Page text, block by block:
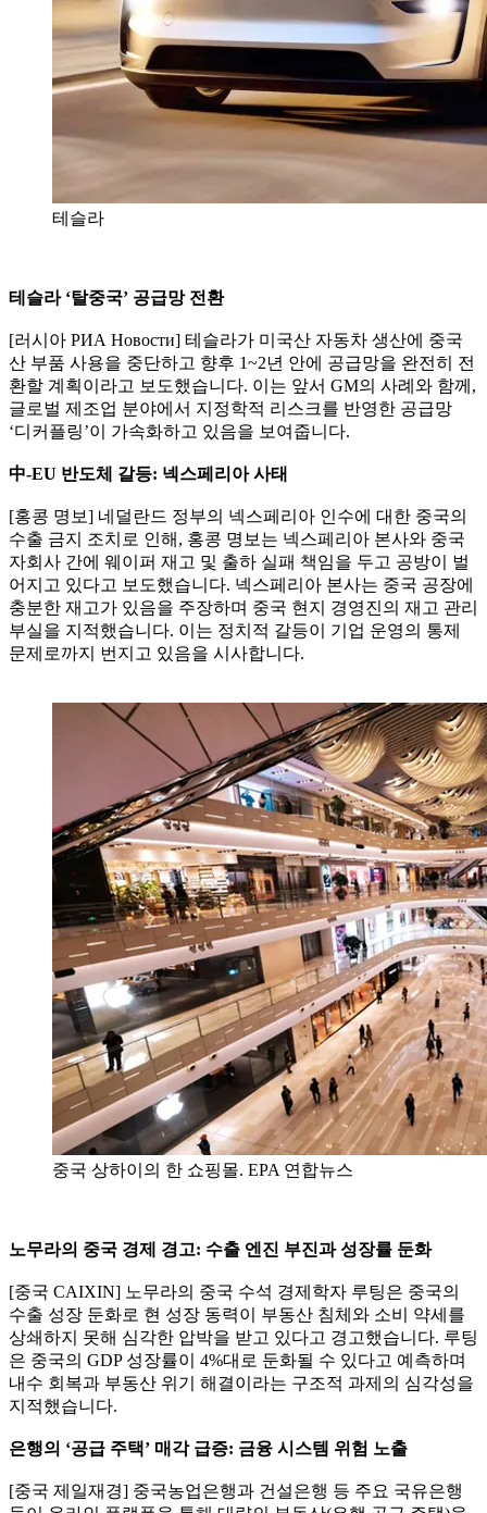
테슬라
테슬라 ‘탈중국’ 공급망 전환
[러시아 РИА Новости] 테슬라가 미국산 자동차 생산에 중국
산 부품 사용을 중단하고 향후 1~2년 안에 공급망을 완전히 전
환할 계획이라고 보도했습니다. 이는 앞서 GM의 사례와 함께,
글로벌 제조업 분야에서 지정학적 리스크를 반영한 공급망
‘디커플링’이 가속화하고 있음을 보여줍니다.
中-EU 반도체 갈등: 넥스페리아 사태
[홍콩 명보] 네덜란드 정부의 넥스페리아 인수에 대한 중국의
수출 금지 조치로 인해, 홍콩 명보는 넥스페리아 본사와 중국
자회사 간에 웨이퍼 재고 및 출하 실패 책임을 두고 공방이 벌
어지고 있다고 보도했습니다. 넥스페리아 본사는 중국 공장에
충분한 재고가 있음을 주장하며 중국 현지 경영진의 재고 관리
부실을 지적했습니다. 이는 정치적 갈등이 기업 운영의 통제
문제로까지 번지고 있음을 시사합니다.
중국 상하이의 한 쇼핑몰. EPA 연합뉴스
노무라의 중국 경제 경고: 수출 엔진 부진과 성장률 둔화
[중국 CAIXIN] 노무라의 중국 수석 경제학자 루팅은 중국의
수출 성장 둔화로 현 성장 동력이 부동산 침체와 소비 약세를
상쇄하지 못해 심각한 압박을 받고 있다고 경고했습니다. 루팅
은 중국의 GDP 성장률이 4%대로 둔화될 수 있다고 예측하며
내수 회복과 부동산 위기 해결이라는 구조적 과제의 심각성을
지적했습니다.
은행의 ‘공급 주택’ 매각 급증: 금융 시스템 위험 노출
[중국 제일재경] 중국농업은행과 건설은행 등 주요 국유은행